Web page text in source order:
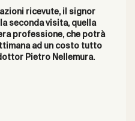
ricevute, il signor
seconda visita, quella
professione, che potrà
ad un costo tutto
Pietro Nellemura.